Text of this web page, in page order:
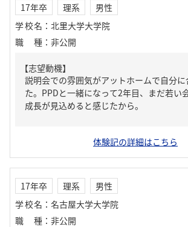
17年卒 理系
男性
学校名 ： 北里大学大学院
職種 ： 非公開
【志望動機】
説明会での雰囲気がアットホームで自分に
た。PPDと一緒になって2年目、まだ若い
成長が見込めると感じたから。
体験記の詳細はこちら
17年卒 理系
男性
学校名 ： 名古屋大学大学院
職種 ： 非公開